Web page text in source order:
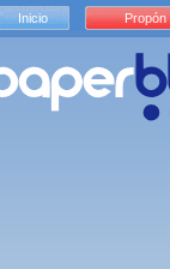
Inicio Propón